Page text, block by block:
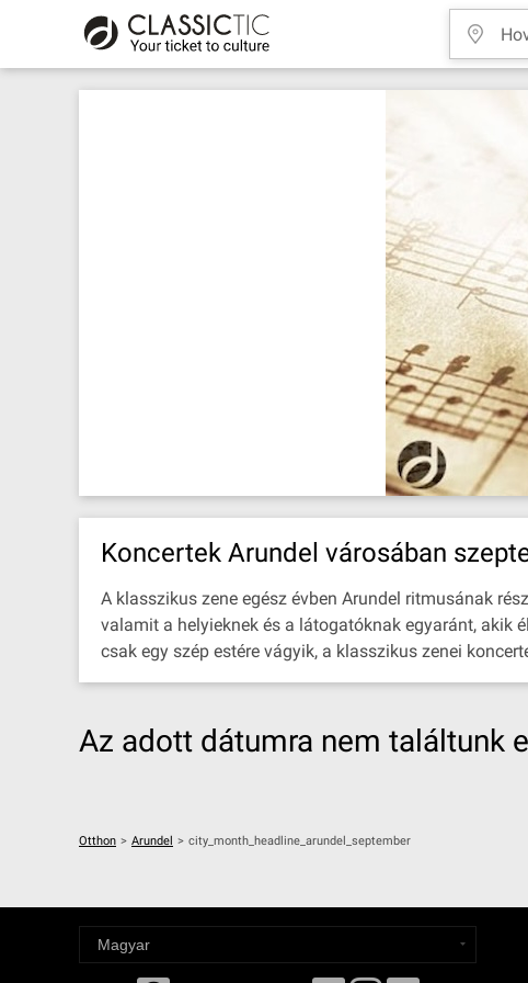
Koncertek Arundel városában
A klasszikus zene egész évben Arundel ritmusának
valamit a helyieknek és a látogatóknak egyaránt, akik
csak egy szép estére vágyik, a klasszikus zenei
Az adott dátumra nem találtunk
Otthon > Arundel > city_month_headline_arundel_september